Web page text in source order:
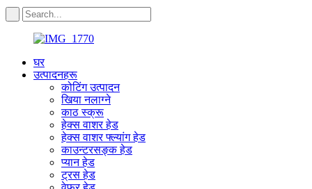
घर
उत्पादनहरू
कोटिंग उत्पादन
खिया नलाग्ने
काठ स्क्रू
हेक्स वाशर हेड
हेक्स वाशर फ्ल्यांग हेड
काउन्टरसङ्क हेड
प्यान हेड
ट्रस हेड